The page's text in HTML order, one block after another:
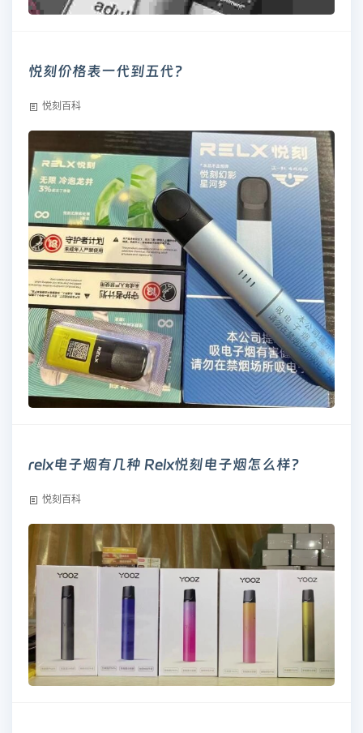
悦刻价格表一代到五代?
悦刻百科
relx电子烟有几种 Relx悦刻电子烟怎么样?
悦刻百科